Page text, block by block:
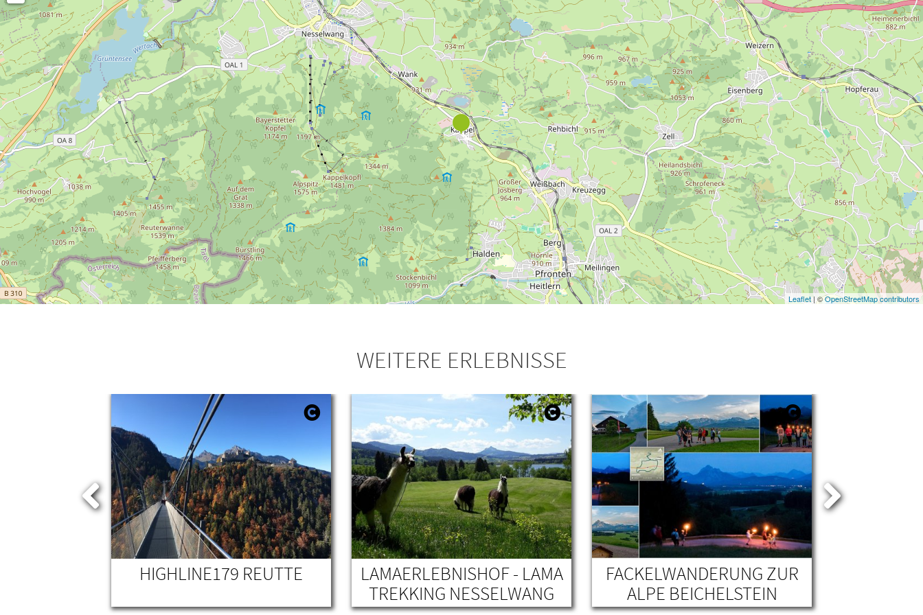
Leaflet| ©OpenStreetMap contributors
WEITERE ERLEBNISSE
HIGHLINE179 REUTTE
LAMAERLEBNISHOF - LAMA
TREKKING NESSELWANG
FACKELWANDERUNG ZUR
ALPE BEICHELSTEIN